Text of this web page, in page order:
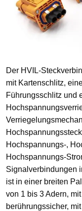
Der HVIL-
mit Kartenschlitz,
Führungsschlitz und
Hochspannungs-,
Hochspannungs-
Signalverbindungen
ist in einer breiten
von 1 bis 3 Adern,
berührungssicher,